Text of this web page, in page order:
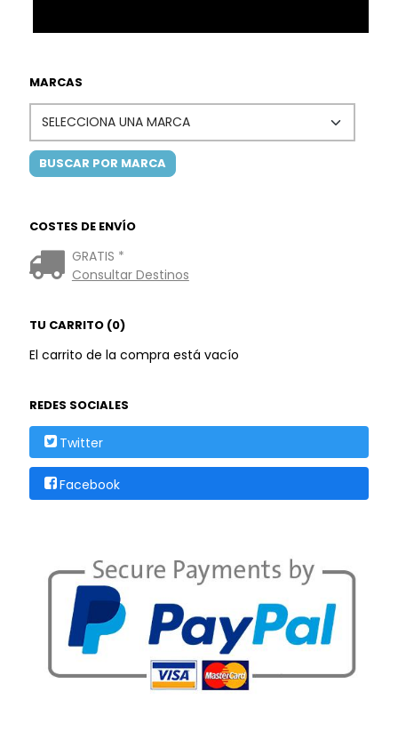
MARCAS
COSTES DE ENVÍO
GRATIS *
Consultar Destinos
TU CARRITO (0)
El carrito de la compra está vacío
REDES SOCIALES
Twitter
Facebook